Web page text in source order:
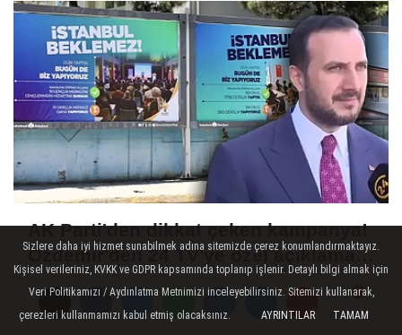
Yorumlar
Yorumlar
Yorumlar
AK Parti'den dikkat çeken kampanya!
Özdemir'den 24 TV'ye özel açıklama:
CHP kaosla uğraşırken biz hizmet
peşindeyiz
Sizlere daha iyi hizmet sunabilmek adına sitemizde çerez konumlandırmaktayız.
Kişisel verileriniz, KVKK ve GDPR kapsamında toplanıp işlenir. Detaylı bilgi almak için
Veri Politikamızı / Aydınlatma Metnimizi inceleyebilirsiniz. Sitemizi kullanarak,
çerezleri kullanmamızı kabul etmiş olacaksınız.
AYRINTILAR TAMAM